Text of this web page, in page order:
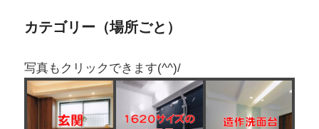
カテゴリー（場所ごと）
写真もクリックできます(^^)/